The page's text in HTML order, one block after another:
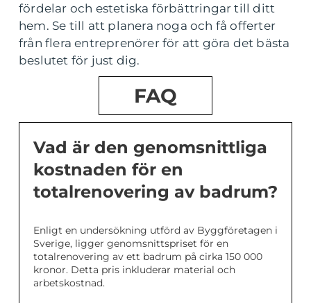
fördelar och estetiska förbättringar till ditt
hem. Se till att planera noga och få offerter
från flera entreprenörer för att göra det bästa
beslutet för just dig.
FAQ
Vad är den genomsnittliga
kostnaden för en
totalrenovering av badrum?
Enligt en undersökning utförd av Byggföretagen i
Sverige, ligger genomsnittspriset för en
totalrenovering av ett badrum på cirka 150 000
kronor. Detta pris inkluderar material och
arbetskostnad.